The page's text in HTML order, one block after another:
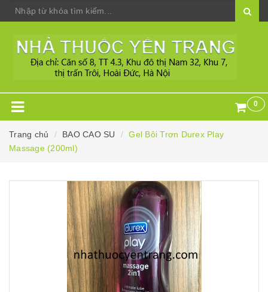
0
Trang chủ BAO CAO SU
Gel Bôi Trơn Durex Play
Massage (200ml)